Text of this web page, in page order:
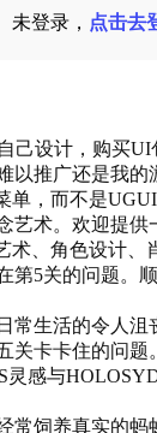
未登录， 点击去
己设计，购买UI
以推广还是我的
单，而不是
艺术。欢迎提供
术、角色设计、
第5关的问题。
常生活的令人沮
关卡卡住的问
灵感与
常饲养真实的蚂